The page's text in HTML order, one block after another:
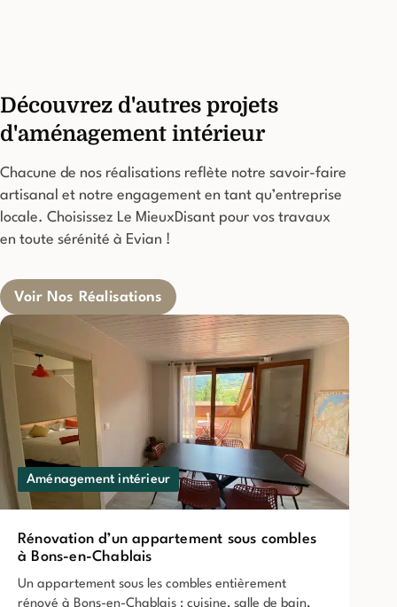
Découvrez d'autres projets
d'aménagement intérieur
Chacune de nos réalisations reflète notre savoir-faire
artisanal et notre engagement en tant qu’entreprise
locale. Choisissez Le MieuxDisant pour vos travaux
en toute sérénité à Evian !
Voir Nos Réalisations
Aménagement intérieur
Rénovation d’un appartement sous combles
à Bons-en-Chablais
Un appartement sous les combles entièrement
rénové à Bons-en-Chablais : cuisine, salle de bain,